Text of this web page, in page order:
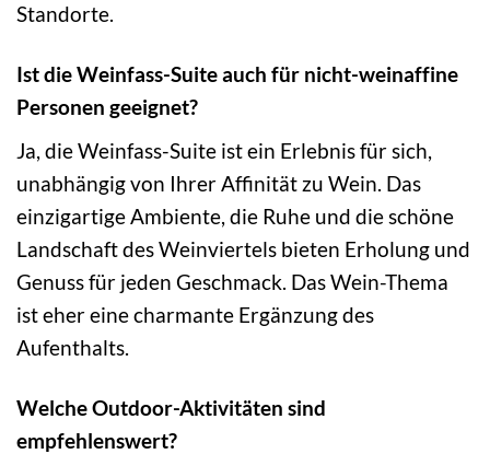
Standorte.
Ist die Weinfass-Suite auch für nicht-weinaffine
Personen geeignet?
Ja, die Weinfass-Suite ist ein Erlebnis für sich,
unabhängig von Ihrer Affinität zu Wein. Das
einzigartige Ambiente, die Ruhe und die schöne
Landschaft des Weinviertels bieten Erholung und
Genuss für jeden Geschmack. Das Wein-Thema
ist eher eine charmante Ergänzung des
Aufenthalts.
Welche Outdoor-Aktivitäten sind
empfehlenswert?